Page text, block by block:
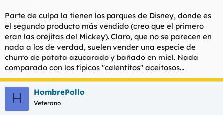
Parte de culpa la tienen los parques de Disney, donde es
el segundo producto más vendido (creo que el primero
eran las orejitas del Mickey). Claro, que no se parecen en
nada a los de verdad, suelen vender una especie de
churro de patata azucarado y bañado en miel. Nada
comparado con los típicos "calentitos" aceitosos...
H HombrePollo
Veterano